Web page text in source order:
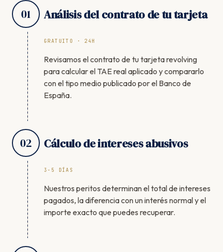
01 Análisis del contrato de tu tarjeta
GRATUITO · 24H
Revisamos el contrato de tu tarjeta revolving
para calcular el TAE real aplicado y compararlo
con el tipo medio publicado por el Banco de
España.
02 Cálculo de intereses abusivos
3-5 DÍAS
Nuestros peritos determinan el total de intereses
pagados, la diferencia con un interés normal y el
importe exacto que puedes recuperar.